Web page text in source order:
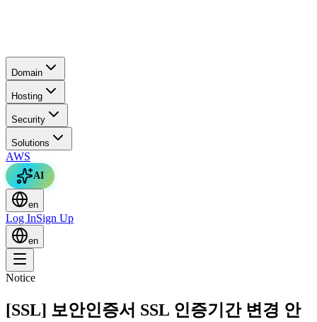
Domain
Hosting
Security
Solutions
AWS
AI
en
Log InSign Up
en
Notice
[SSL] 보안인증서 SSL 인증기간 변경 안